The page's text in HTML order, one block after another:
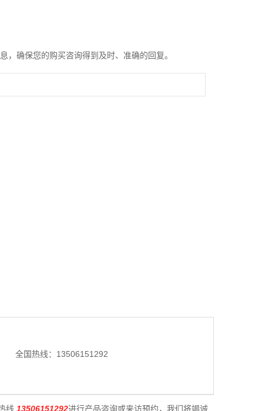
确保您的购买咨询得到及时、准确的回复。
全国热线：13506151292
线 13506151292进行产品咨询或来访预约，我们将竭诚